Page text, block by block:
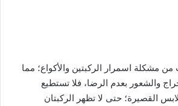
مشكلة اسمرار الركبتين والأكواع؛ مما
والشعور بعدم الرضا، فلا تستطيع
القصيرة؛ حتى لا تظهر الركبتان